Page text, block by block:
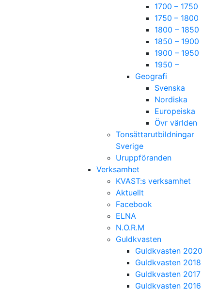
1700 – 1750
1750 – 1800
1800 – 1850
1850 – 1900
1900 – 1950
1950 –
Geografi
Svenska
Nordiska
Europeiska
Övr världen
Tonsättarutbildningar
Sverige
Uruppföranden
Verksamhet
KVAST:s verksamhet
Aktuellt
Facebook
ELNA
N.O.R.M
Guldkvasten
Guldkvasten 2020
Guldkvasten 2018
Guldkvasten 2017
Guldkvasten 2016